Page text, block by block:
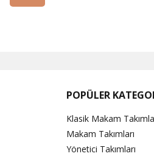
POPÜLER
Klasik Makam
Makam Takımları
Yönetici Takımları